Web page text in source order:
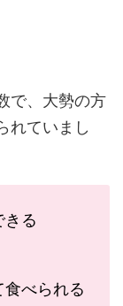
で、大勢の方
れていまし
きる
べられる